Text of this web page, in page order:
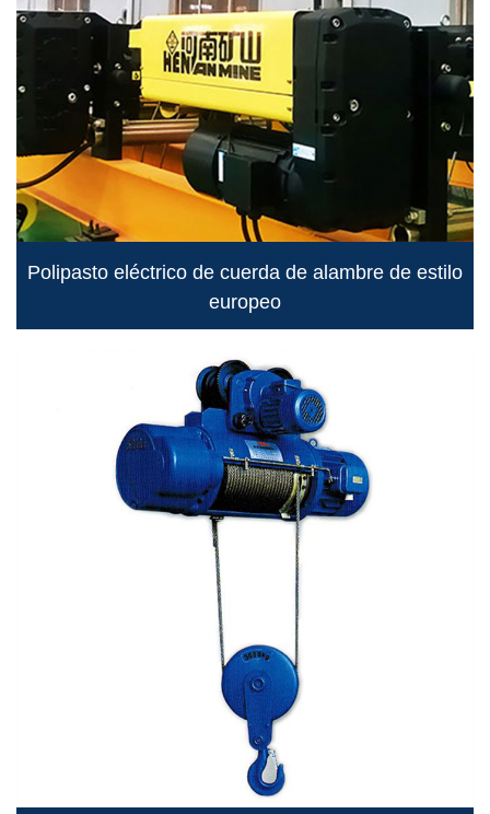
Polipasto eléctrico de cuerda de alambre de estilo
europeo